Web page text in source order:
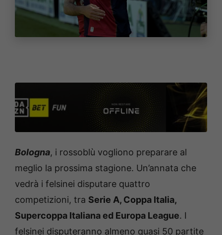
Bologna, i rossoblù vogliono preparare al
meglio la prossima stagione. Un’annata che
vedrà i felsinei disputare quattro
competizioni, tra Serie A, Coppa Italia,
Supercoppa Italiana ed Europa League. I
felsinei disputeranno almeno quasi 50 partite